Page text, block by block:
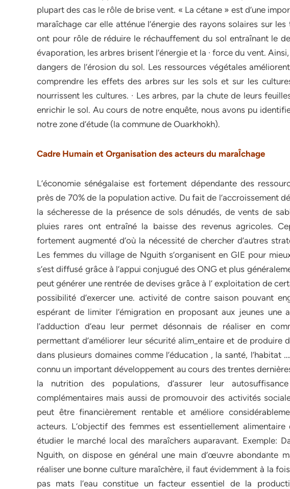
plupart des cas le rôle de brise vent. « La cétane » est d’une
maraîchage car elle atténue l’énergie des rayons solaires sur
ont pour rôle de réduire le réchauffement du sol entraînant le
évaporation, les arbres brisent l’énergie et la · force du vent.
dangers de l’érosion du sol. Les ressources végétales
comprendre les effets des arbres sur les sols et sur les
nourrissent les cultures. · Les arbres, par la chute de leurs
enrichir le sol. Au cours de notre enquête, nous avons pu
notre zone d’étude (la commune de Ouarkhokh).
Cadre Humain et Organisation des acteurs du maraÎchage
L’économie sénégalaise est fortement dépendante des
près de 70% de la population active. Du fait de l’accroissement
la sécheresse de la présence de sols dénudés, de vents de
pluies rares ont entraîné la baisse des revenus agricoles.
fortement augmenté d’où la nécessité de chercher d’autres
Les femmes du village de Nguith s’organisent en GIE pour
s’est diffusé grâce à l’appui conjugué des ONG et plus
peut générer une rentrée de devises grâce à l’ exploitation de
possibilité d’exercer une. activité de contre saison pouvant
espérant de limiter l’émigration en proposant aux jeunes une
l’adduction d’eau leur permet désonnais de réaliser en
permettant d’améliorer leur sécurité alim_entaire et de produire
dans plusieurs domaines comme l’éducation , la santé,
connu un important développement au cours des trentes
la nutrition des populations, d’assurer leur
complémentaires mais aussi de promouvoir des activités
peut être financièrement rentable et améliore
acteurs. L’objectif des femmes est essentiellement
étudier le marché local des maraîchers auparavant. Exemple:
Nguith, on dispose en général une main d’œuvre abondante
réaliser une bonne culture maraîchère, il faut évidemment à la
pas mats l’eau constitue un facteur essentiel de la